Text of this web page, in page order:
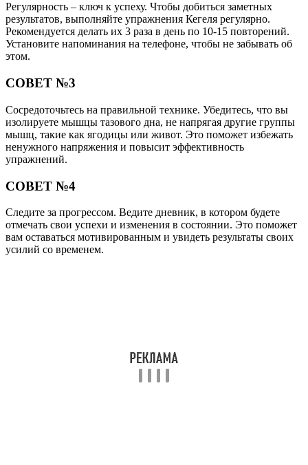
Регулярность – ключ к успеху. Чтобы добиться заметных
результатов, выполняйте упражнения Кегеля регулярно.
Рекомендуется делать их 3 раза в день по 10-15 повторений.
Установите напоминания на телефоне, чтобы не забывать об
этом.
СОВЕТ №3
Сосредоточьтесь на правильной технике. Убедитесь, что вы
изолируете мышцы тазового дна, не напрягая другие группы
мышц, такие как ягодицы или живот. Это поможет избежать
ненужного напряжения и повысит эффективность
упражнений.
СОВЕТ №4
Следите за прогрессом. Ведите дневник, в котором будете
отмечать свои успехи и изменения в состоянии. Это поможет
вам оставаться мотивированным и увидеть результаты своих
усилий со временем.